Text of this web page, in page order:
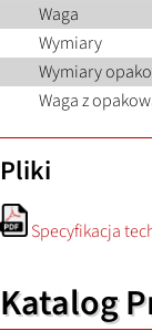
Waga
Wymiary
Wymiary
Waga z
Pliki
Specyfikacja
Katalog